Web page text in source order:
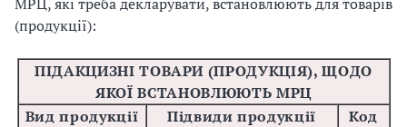
(продукції):
ПІДАКЦИЗНІ ТОВАРИ (ПРОДУКЦІЯ), ЩОДО
ЯКОЇ ВСТАНОВЛЮЮТЬ МРЦ
Вид продукції
Підвиди продукції
Код